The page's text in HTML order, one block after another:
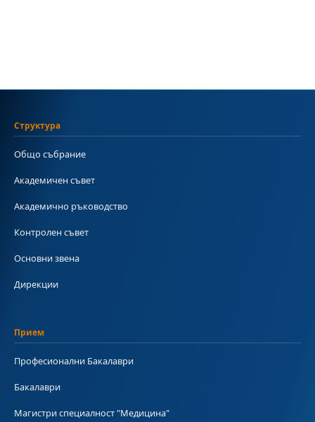
Структура
Общо събрание
Академичен съвет
Академично ръководство
Контролен съвет
Основни звена
Дирекции
Прием
Професионални Бакалаври
Бакалаври
Магистри специалност "Медицина"